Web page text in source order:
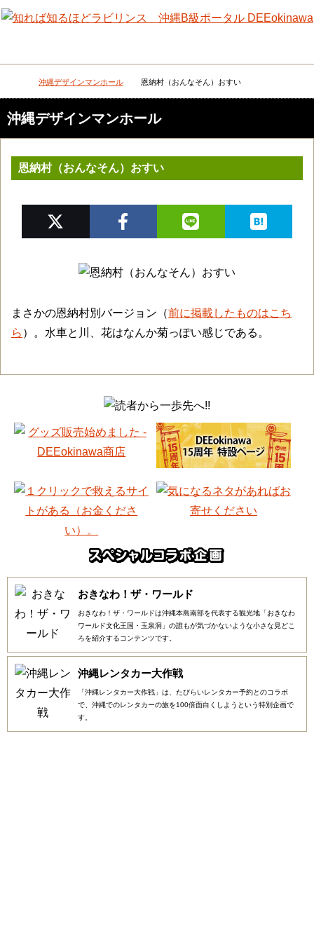
メニュー 検
DEEokinawaトップ
沖縄デザインマンホール 恩納村（おんなそん）おすい
沖縄デザインマンホール
恩納村（おんなそん）おすい
まさかの恩納村別バージョン（前に掲載したものはこち
ら ）。水車と川、花はなんか菊っぽい感じである。
おきなわ！ザ・ワールド
おきなわ！ザ・ワールドは沖縄本島南部を代表する観光地「おきなわ
ワールド文化王国・玉泉洞」の誰もが気づかないような小さな見どこ
ろを紹介するコンテンツです。
沖縄レンタカー大作戦
「沖縄レンタカー大作戦」は、たびらいレンタカー予約とのコラボ
で、沖縄でのレンタカーの旅を100倍面白くしようという特別企画で
す。